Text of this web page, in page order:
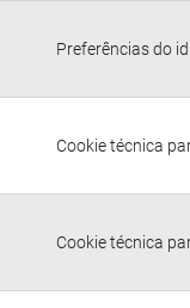
Preferências do
Cookie técnica
Cookie técnica